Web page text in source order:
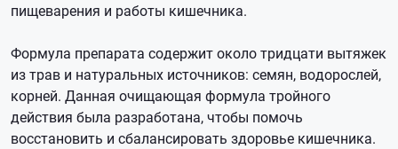
пищеварения и работы кишечника.
Формула препарата содержит около тридцати вытяжек
из трав и натуральных источников: семян, водорослей,
корней. Данная очищающая формула тройного
действия была разработана, чтобы помочь
восстановить и сбалансировать здоровье кишечника.